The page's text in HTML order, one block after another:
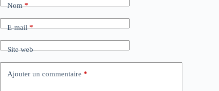
Nom*
E-mail*
Site web
Ajouter un commentaire *